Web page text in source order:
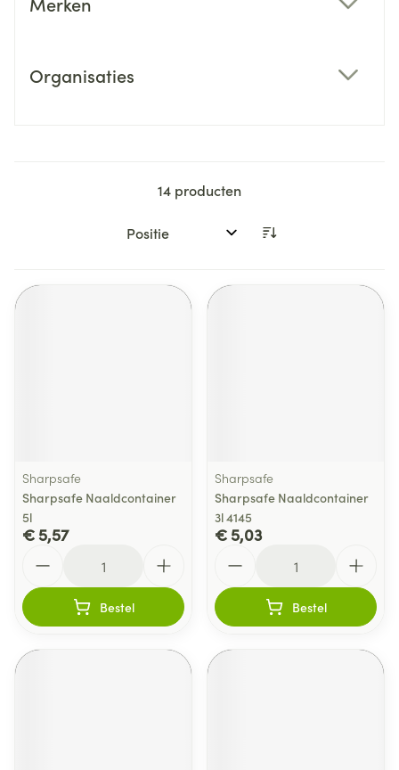
Organisaties
14 producten
Sorteer op:
Sharpsafe
Sharpsafe Naaldcontainer
5l
€ 5,57
Bestel
Sharpsafe
Sharpsafe Naaldcontainer
3l 4145
€ 5,03
Bestel